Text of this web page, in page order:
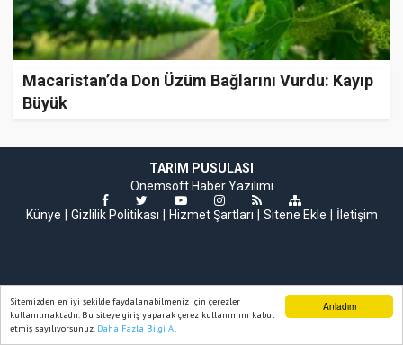
Anladım
Sitemizden en iyi şekilde faydalanabilmeniz için çerezler
kullanılmaktadır. Bu siteye giriş yaparak çerez kullanımını kabul
etmiş sayılıyorsunuz. Daha Fazla Bilgi Al
Macaristan’da Don Üzüm Bağlarını Vurdu: Kayıp
Büyük
TARIM PUSULASI
Onemsoft Haber Yazılımı
Künye
Gizlilik Politikası Hizmet Şartları Sitene Ekle İletişim
Ana Sayfa Web TV